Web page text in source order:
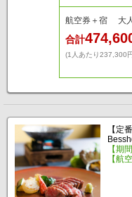
航空券＋宿 大
合計
(1人あたり237,300
【定
【期
【航